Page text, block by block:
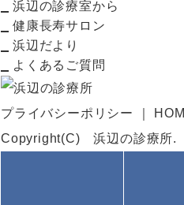
浜辺の診療室から
健康長寿サロン
浜辺だより
よくあるご質問
プライバシーポリシー
Copyright(C) 浜辺の診療所.